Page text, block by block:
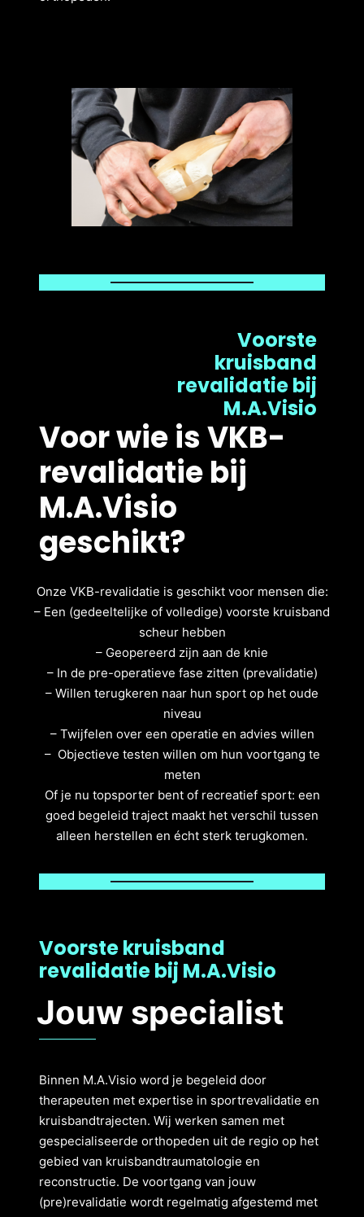
Voorste
kruisband
revalidatie bij
M.A.Visio
Voor wie is VKB-
revalidatie bij
M.A.Visio
geschikt?
Onze VKB-revalidatie is geschikt voor mensen die:
– Een (gedeeltelijke of volledige) voorste kruisband
scheur hebben
– Geopereerd zijn aan de knie
– In de pre-operatieve fase zitten (prevalidatie)
– Willen terugkeren naar hun sport op het oude
niveau
– Twijfelen over een operatie en advies willen
– Objectieve testen willen om hun voortgang te
meten
Of je nu topsporter bent of recreatief sport: een
goed begeleid traject maakt het verschil tussen
alleen herstellen en écht sterk terugkomen.
Voorste kruisband
revalidatie bij M.A.Visio
Jouw specialist
Binnen M.A.Visio word je begeleid door
therapeuten met expertise in sportrevalidatie en
kruisbandtrajecten. Wij werken samen met
gespecialiseerde orthopeden uit de regio op het
gebied van kruisbandtraumatologie en
reconstructie. De voortgang van jouw
(pre)revalidatie wordt regelmatig afgestemd met